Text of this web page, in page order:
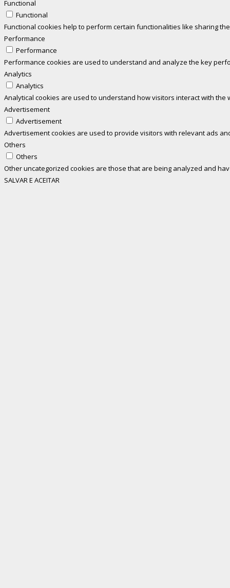
Functional
Functional
Functional cookies help to perform certain functionalities like sharing
Performance
Performance
Performance cookies are used to understand and analyze the key
Analytics
Analytics
Analytical cookies are used to understand how visitors interact with
Advertisement
Advertisement
Advertisement cookies are used to provide visitors with relevant ads
Others
Others
Other uncategorized cookies are those that are being analyzed and
SALVAR E ACEITAR